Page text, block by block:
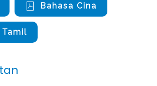
Bahasa Cina
Tamil